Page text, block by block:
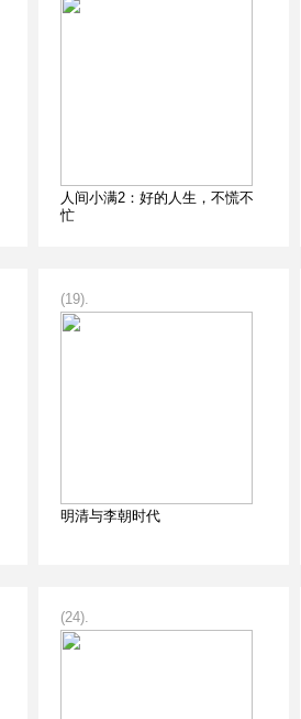
人间小满2：好的人生，不慌不
忙
(19).
明清与李朝时代
(24).